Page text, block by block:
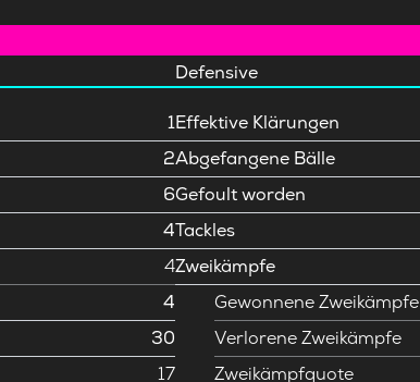
1
2
6
4
4
4
30
17
Defensive
Effektive Klärungen
Abgefangene Bälle
Gefoult worden
Tackles
Zweikämpfe
Gewonnene Zweikämpfe
Verlorene Zweikämpfe
Zweikämpfquote